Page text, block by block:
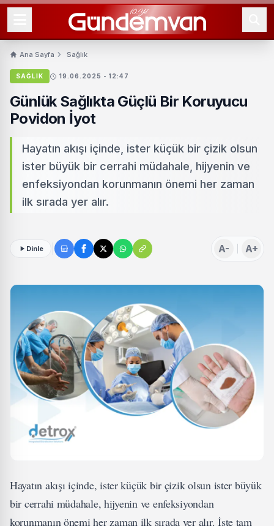
Ana Sayfa Sağlık
SAĞLIK 19.06.2025 - 12:47
Günlük Sağlıkta Güçlü Bir Koruyucu
Povidon İyot
Hayatın akışı içinde, ister küçük bir çizik olsun
ister büyük bir cerrahi müdahale, hijyenin ve
enfeksiyondan korunmanın önemi her zaman
ilk sırada yer alır.
Dinle A- A+
Hayatın akışı içinde, ister küçük bir çizik olsun ister büyük
bir cerrahi müdahale, hijyenin ve enfeksiyondan
korunmanın önemi her zaman ilk sırada yer alır. İşte tam